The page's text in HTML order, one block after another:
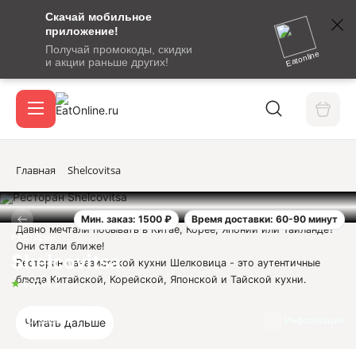
Скачай мобильное
приложение!
Получай промокоды, скидки
и акции раньше других!
Eatonline
сообщение
кодом
подтверждения
Вход / регистрация
Акции
Главная Shelcovitsa
Мин. заказ: 1500 ₽
Время доставки: 60-90 минут
Ресторан
Shelcovitsa
5.0из 5
Отзывы 2
Давно мечтали побывать в Китае, Корее, Японии или Тайланде?
Они стали ближе!
Ресторан Паназиатской кухни Шелковица - это аутентичные
блюда Китайской, Корейской, Японской и Тайской кухни.
ООО "ЦАРСТВО ВКУСА"
Читать дальше